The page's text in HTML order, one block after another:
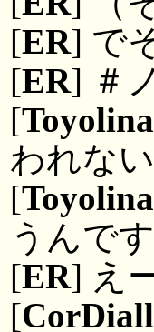
[ER] で
[ER] ＃
[Toyolina
われな
[Toyolina
うんで
[ER] え
[